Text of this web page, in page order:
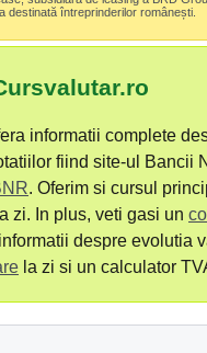
destinată întreprinderilor românești.
informatii complete
fiind site-ul Bancii
. Oferim si cursul
zi. In plus, veti gasi un
despre evolutia
la zi si un calculator